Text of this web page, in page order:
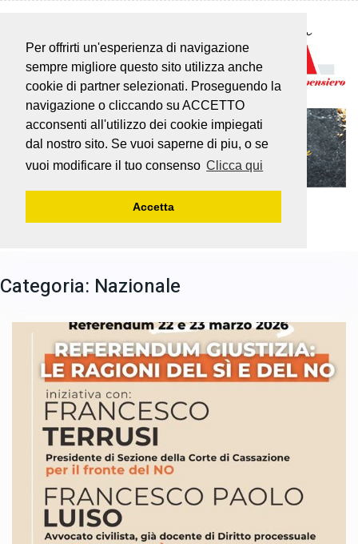
Per offrirti un'esperienza di navigazione
sempre migliore questo sito utilizza anche
cookie di partner selezionati. Proseguendo la
navigazione o cliccando su ACCETTO
acconsenti all'utilizzo dei cookie impiegati
dal nostro sito. Se vuoi saperne di piu, o se
vuoi modificare il tuo consenso Clicca qui
Accetta
Categoria: Nazionale